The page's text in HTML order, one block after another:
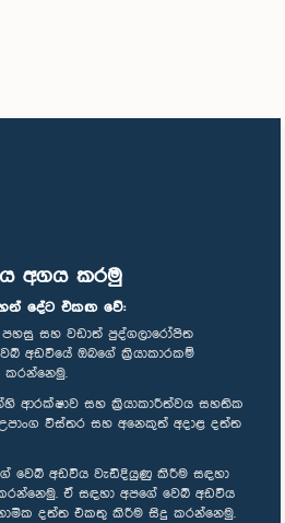
අගය කරමු
දේට එකඟ වේ:
පහසු සහ වඩාත් පුද්ගලාරෝපිත
අඩවියේ ඔබගේ ක්‍රියාකාරකම්
කරන්නෙමු.
ආරක්ෂාව සහ ක්‍රියාකාරීත්වය සහතික
විස්තර සහ අනෙකුත් අදාළ දත්ත
වෙබ් අඩවිය වැඩිදියුණු කිරීම සඳහා
ඒ සඳහා අපගේ වෙබ් අඩවිය
දත්ත එකතු කිරීම සිදු කරන්නෙමු.